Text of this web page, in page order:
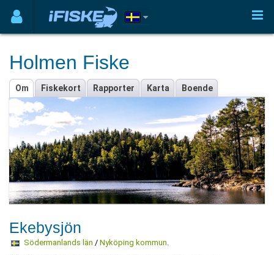
Holmen Fiske
Om Fiskekort Rapporter Karta Boende
Ekebysjön
Södermanlands län / Nyköping kommun.